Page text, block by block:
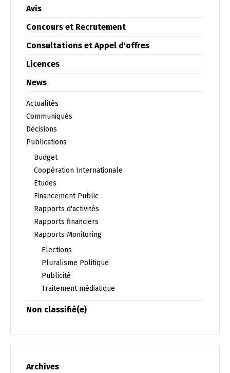
Avis
Concours et Recrutement
Consultations et Appel d'offres
Licences
News
Actualités
Communiqués
Décisions
Publications
Budget
Coopération Internationale
Etudes
Financement Public
Rapports d'activités
Rapports financiers
Rapports Monitoring
Elections
Pluralisme Politique
Publicité
Traitement médiatique
Non classifié(e)
Archives